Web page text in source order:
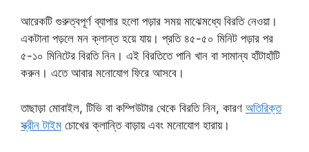
আরেকটি গুরুত্বপূর্ণ ব্যাপার হলো পড়ার সময় মাঝেমধ্যে বিরতি নেওয়া।
একটানা পড়লে মন ক্লান্ত হয়ে যায়। প্রতি ৪৫-৫০ মিনিট পড়ার পর
৫-১০ মিনিটের বিরতি নিন। এই বিরতিতে পানি খান বা সামান্য হাঁটাহাঁটি
করুন। এতে আবার মনোযোগ ফিরে আসবে।
তাছাড়া মোবাইল, টিভি বা কম্পিউটার থেকে বিরতি নিন, কারণ অতিরিক্ত
স্ক্রীন টাইম চোখের ক্লান্তি বাড়ায় এবং মনোযোগ হারায়।